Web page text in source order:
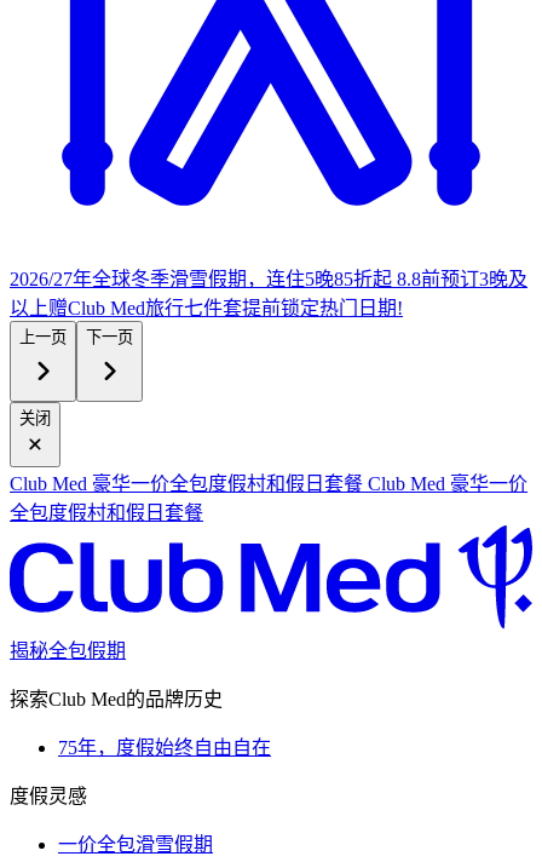
2026/27年全球冬季滑雪假期，连住5晚85折起 8.8前预订3晚及
以上赠Club Med旅行七件套提前锁定热门日期!
上一页 下一页
关闭
Club Med 豪华一价全包度假村和假日套餐 Club Med 豪华一价
全包度假村和假日套餐
揭秘全包假期
探索Club Med的品牌历史
75年，度假始终自由自在
度假灵感
一价全包滑雪假期